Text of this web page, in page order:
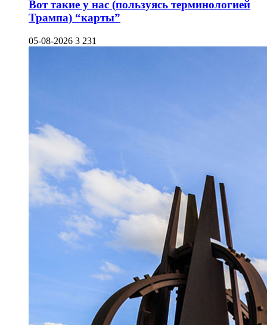
Вот такие у нас (пользуясь терминологией
Трампа) “карты”
05-08-2026 3 231